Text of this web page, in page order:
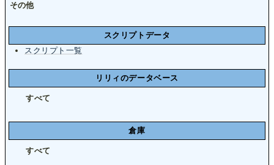
その他
スクリプトデータ
スクリプト一覧
リリィのデータベース
すべて
倉庫
すべて